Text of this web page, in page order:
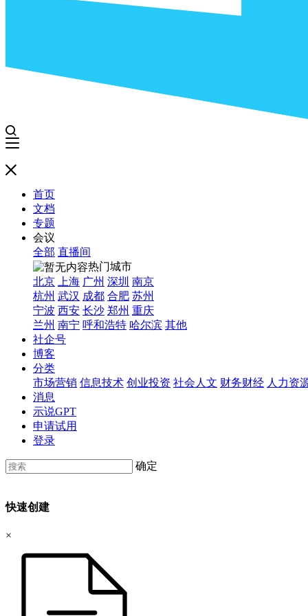
首页
文档
专题
会议
全部 直播间
热门城市
北京
上海 广州 深圳 南京
杭州 武汉 成都 合肥 苏州
宁波 西安 长沙 郑州 重庆
兰州 南宁 呼和浩特 哈尔滨 其他
社企号
博客
分类
市场营销 信息技术 创业投资 社会人文 财务财经 人力资
消息
示说GPT
申请试用
登录
确定
快速创建
×